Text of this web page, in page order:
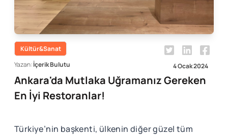
Kültür&Sanat
Yazan:İçerik Bulutu 4 Ocak 2024
Ankara'da Mutlaka Uğramanız Gereken
En İyi Restoranlar!
Türkiye’nin başkenti, ülkenin diğer güzel tüm